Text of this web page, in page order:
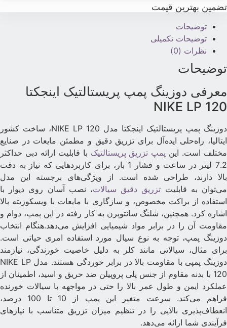
تضمین بهترین قیمت
توضیحات
توضیحات تکمیلی
نظرات (0)
توضیحات
معرفی دوزینگ پمپ پریستالتیک اینجکتا
NIKE LP 120
دوزینگ پمپ پریستالتیک اینجکتا مدل NIKE LP 120، ساخت کشور
ایتالیا، راه‌حلی ایده‌آل برای تزریق دقیق و مطمئن مایعات در صنایع
است. این پمپ تزریق پریستالتیک با قابلیت ارائه دبی حداکثر
7.2 لیتر در ساعت و فشار 1 بار، برای کاربردهایی که نیاز به دقت
بالا دارند، طراحی شده است. از ویژگی‌های برجسته این مدل
به قابلیت تزریق دقیق سیالات، نصب آسان روی دیوار با
استفاده از براکت مخصوص، و سازگاری با مایعات با ویسکوزیته بالا
اشاره کرد. همچنین، شلنگ سانتوپرن به کار رفته در این پمپ، دوام و
مقاومت آن را در برابر مواد شیمیایی افزایش می‌دهد.هنگام انتخاب
دوزینگ پمپ، توجه به نوع سیال مورد استفاده امری حیاتی است.
برای مثال، سیالاتی مانند کلر به دلیل خاصیت خورندگی، نیازمند
دوزینگ پمپی با مقاومت بالا در برابر خوردگی هستند. مدل NIKE LP
120 با بدنه مقاوم از جنس پلی پروپیلن ضد حریق و اسید، اطمینان از
عملکرد ایمن و طول عمر بالا را حتی در مواجهه با سیالات خورنده
فراهم می‌کند. سرعت متغیر این پمپ از 10 تا 100 درصد،
انعطاف‌پذیری بالایی را در تنظیم میزان تزریق متناسب با نیازهای
فرآیندی شما ارائه می‌دهد.